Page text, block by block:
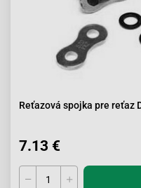
Reťazová spojka pre reťaz
7.13 €